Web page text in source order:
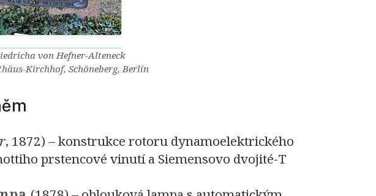
von Hefner-Alteneck
Kirchhof, Schöneberg, Berlín
, 1872) – konstrukce rotoru dynamoelektrického
prstencové vinutí a Siemensovo dvojité-T